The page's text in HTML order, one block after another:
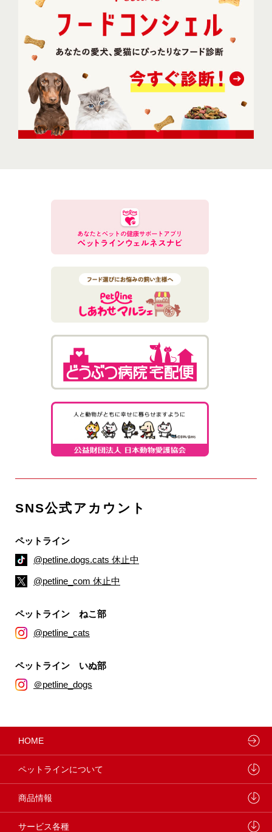
SNS公式アカウント
ペットライン
@petline.dogs.cats 休止中
@petline_com 休止中
ペットライン ねこ部
@petline_cats
ペットライン いぬ部
＠petline_dogs
HOME
ペットラインについて
ペットラインが大切にしていること
研究開発センターについて
商品情報
ドッグフード
サービス各種